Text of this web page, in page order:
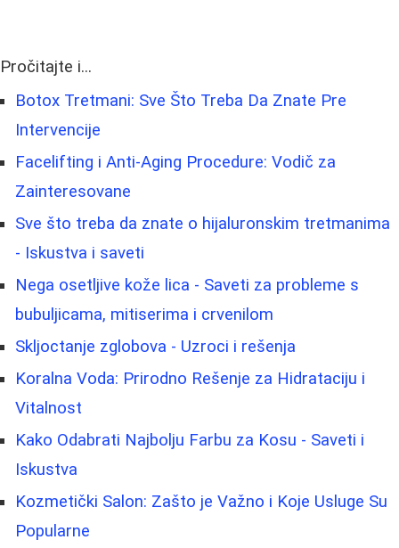
Pročitajte i...
Botox Tretmani: Sve Što Treba Da Znate Pre
Intervencije
Facelifting i Anti-Aging Procedure: Vodič za
Zainteresovane
Sve što treba da znate o hijaluronskim tretmanima
- Iskustva i saveti
Nega osetljive kože lica - Saveti za probleme s
bubuljicama, mitiserima i crvenilom
Skljoctanje zglobova - Uzroci i rešenja
Koralna Voda: Prirodno Rešenje za Hidrataciju i
Vitalnost
Kako Odabrati Najbolju Farbu za Kosu - Saveti i
Iskustva
Kozmetički Salon: Zašto je Važno i Koje Usluge Su
Popularne